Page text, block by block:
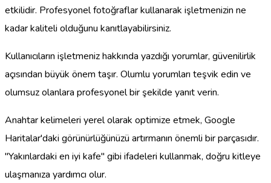
etkilidir. Profesyonel fotoğraflar kullanarak işletmenizin ne
kadar kaliteli olduğunu kanıtlayabilirsiniz.
Kullanıcıların işletmeniz hakkında yazdığı yorumlar, güvenilirlik
açısından büyük önem taşır. Olumlu yorumları teşvik edin ve
olumsuz olanlara profesyonel bir şekilde yanıt verin.
Anahtar kelimeleri yerel olarak optimize etmek, Google
Haritalar'daki görünürlüğünüzü artırmanın önemli bir parçasıdır.
"Yakınlardaki en iyi kafe" gibi ifadeleri kullanmak, doğru kitleye
ulaşmanıza yardımcı olur.